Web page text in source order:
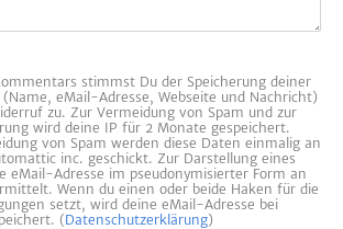
stimmst Du der Speicherung deiner
eMail-Adresse, Webseite und Nachricht)
zu. Zur Vermeidung von Spam und zur
wird deine IP für 2 Monate gespeichert.
von Spam werden diese Daten einmalig an
inc. geschickt. Zur Darstellung eines
eMail-Adresse im pseudonymisierter Form an
Wenn du einen oder beide Haken für die
setzt, wird deine eMail-Adresse bei
(Datenschutzerklärung)